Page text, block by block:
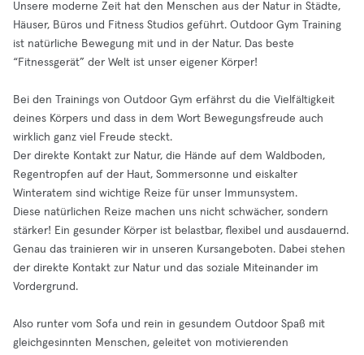
Unsere moderne Zeit hat den Menschen aus der Natur in Städte,
Häuser, Büros und Fitness Studios geführt. Outdoor Gym Training
ist natürliche Bewegung mit und in der Natur. Das beste
“Fitnessgerät” der Welt ist unser eigener Körper!
Bei den Trainings von Outdoor Gym erfährst du die Vielfältigkeit
deines Körpers und dass in dem Wort Bewegungsfreude auch
wirklich ganz viel Freude steckt.
Der direkte Kontakt zur Natur, die Hände auf dem Waldboden,
Regentropfen auf der Haut, Sommersonne und eiskalter
Winteratem sind wichtige Reize für unser Immunsystem.
Diese natürlichen Reize machen uns nicht schwächer, sondern
stärker! Ein gesunder Körper ist belastbar, flexibel und ausdauernd.
Genau das trainieren wir in unseren Kursangeboten. Dabei stehen
der direkte Kontakt zur Natur und das soziale Miteinander im
Vordergrund.
Also runter vom Sofa und rein in gesundem Outdoor Spaß mit
gleichgesinnten Menschen, geleitet von motivierenden